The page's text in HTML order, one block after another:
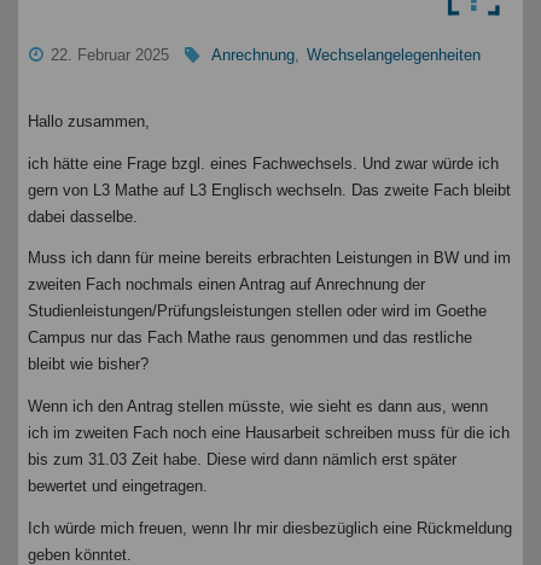
22. Februar 2025 Anrechnung, Wechselangelegenheiten
Hallo zusammen,
ich hätte eine Frage bzgl. eines Fachwechsels. Und zwar würde ich
gern von L3 Mathe auf L3 Englisch wechseln. Das zweite Fach bleibt
dabei dasselbe.
Muss ich dann für meine bereits erbrachten Leistungen in BW und im
zweiten Fach nochmals einen Antrag auf Anrechnung der
Studienleistungen/Prüfungsleistungen stellen oder wird im Goethe
Campus nur das Fach Mathe raus genommen und das restliche
bleibt wie bisher?
Wenn ich den Antrag stellen müsste, wie sieht es dann aus, wenn
ich im zweiten Fach noch eine Hausarbeit schreiben muss für die ich
bis zum 31.03 Zeit habe. Diese wird dann nämlich erst später
bewertet und eingetragen.
Ich würde mich freuen, wenn Ihr mir diesbezüglich eine Rückmeldung
geben könntet.